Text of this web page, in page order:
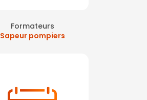
Formateurs
Sapeur pompiers